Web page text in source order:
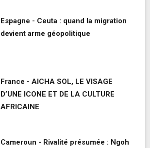
Espagne - Ceuta : quand la migration
devient arme géopolitique
France - AICHA SOL, LE VISAGE
D’UNE ICONE ET DE LA CULTURE
AFRICAINE
Cameroun - Rivalité présumée : Ngoh